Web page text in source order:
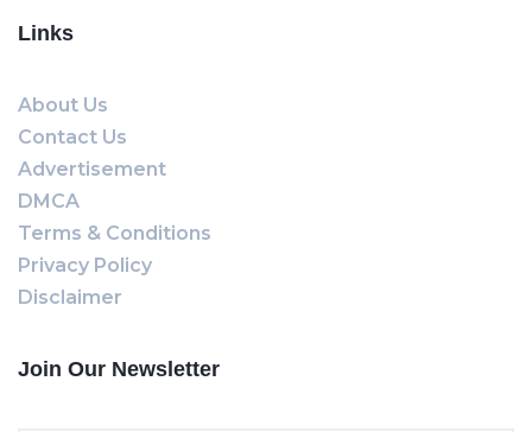
Links
About Us
Contact Us
Advertisement
DMCA
Terms & Conditions
Privacy Policy
Disclaimer
Join Our Newsletter